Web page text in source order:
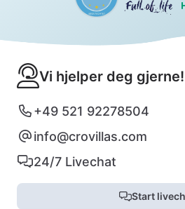
Vi hjelper deg gjerne!
+49 521 92278504
info@crovillas.com
24/7 Livechat
Start